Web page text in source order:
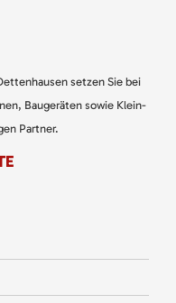
setzen Sie bei
Baugeräten sowie Klein-
Partner.